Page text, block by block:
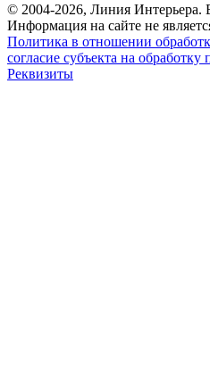
© 2004-2026, Линия Интерьера.
Информация на сайте не
Политика в отношении
согласие субъекта на
Реквизиты